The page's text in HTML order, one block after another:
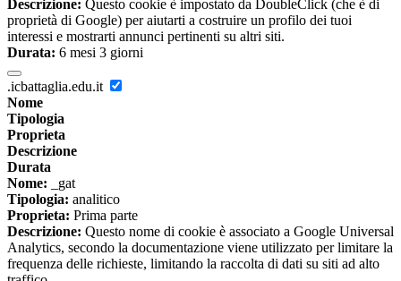
Descrizione: Questo cookie è impostato da DoubleClick (che è di
proprietà di Google) per aiutarti a costruire un profilo dei tuoi
interessi e mostrarti annunci pertinenti su altri siti.
Durata: 6 mesi 3 giorni
.icbattaglia.edu.it
Nome
Tipologia
Proprieta
Descrizione
Durata
Nome: _gat
Tipologia: analitico
Proprieta: Prima parte
Descrizione: Questo nome di cookie è associato a Google Universal
Analytics, secondo la documentazione viene utilizzato per limitare la
frequenza delle richieste, limitando la raccolta di dati su siti ad alto